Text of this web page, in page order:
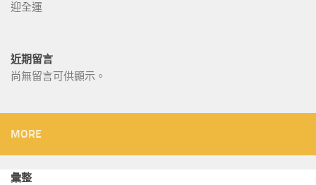
迎全運
近期留言
尚無留言可供顯示。
MORE
彙整